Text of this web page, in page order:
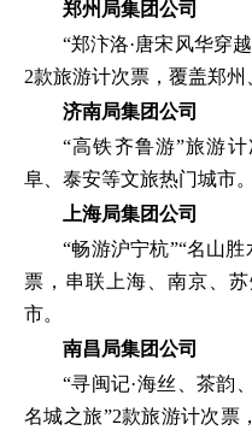
郑州局集团公司
“郑汴洛·唐宋风华穿
2款旅游计次票，覆盖郑州
济南局集团公司
“高铁齐鲁游”旅游
阜、泰安等文旅热门城市。
上海局集团公司
“畅游沪宁杭”“名山
票，串联上海、南京、
市。
南昌局集团公司
“寻闽记·海丝、茶韵
名城之旅”2款旅游计次票